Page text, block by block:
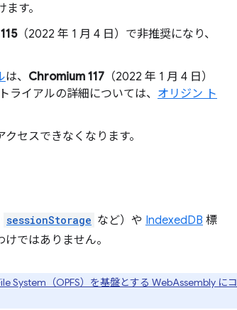
す。
（2022 年 1 月 4 日）で非推奨になり、
は、 Chromium 117 （2022 年 1 月 4 日）
ライアルの詳細については、 オリジン ト
セスできなくなります。
sessionStorage など）や IndexedDB 標
ではありません。
System（OPFS）を基盤とする WebAssembly にコ